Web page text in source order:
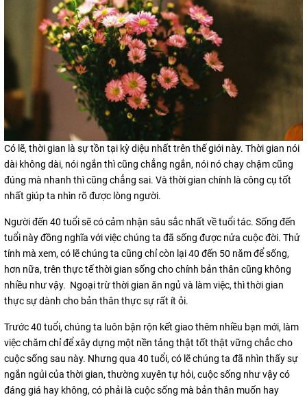
Có lẽ, thời gian là sự tồn tại kỳ diệu nhất trên thế giới này. Thời gian nói
dài không dài, nói ngắn thì cũng chẳng ngắn, nói nó chạy chậm cũng
đúng mà nhanh thì cũng chẳng sai. Và thời gian chính là công cụ tốt
nhất giúp ta nhìn rõ được lòng người.
Người đến 40 tuổi sẽ có cảm nhận sâu sắc nhất về tuổi tác. Sống đến
tuổi này đồng nghĩa với việc chúng ta đã sống được nửa cuộc đời. Thử
tính mà xem, có lẽ chúng ta cũng chỉ còn lại 40 đến 50 năm để sống,
hơn nữa, trên thực tế thời gian sống cho chính bản thân cũng không
nhiều như vậy. Ngoại trừ thời gian ăn ngủ và làm việc, thì thời gian
thực sự dành cho bản thân thực sự rất ít ỏi.
Trước 40 tuổi, chúng ta luôn bận rộn kết giao thêm nhiều bạn mới, làm
việc chăm chỉ để xây dựng một nền tảng thật tốt thật vững chắc cho
cuộc sống sau này. Nhưng qua 40 tuổi, có lẽ chúng ta đã nhìn thấy sự
ngắn ngủi của thời gian, thường xuyên tự hỏi, cuộc sống như vậy có
đáng giá hay không, có phải là cuộc sống mà bản thân muốn hay